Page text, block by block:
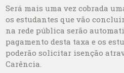
Será mais uma vez cobrada
os estudantes que vão
na rede pública serão
pagamento desta taxa e os
poderão solicitar isenção
Carência.